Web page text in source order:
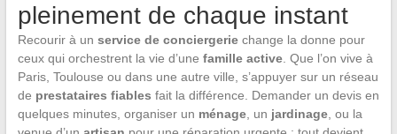
pleinement de chaque instant
Recourir à un service de conciergeriechange la donne pour
ceux qui orchestrent la vie d’une famille active. Que l’on vive à
Paris, Toulouse ou dans une autre ville, s’appuyer sur un réseau
de prestataires fiables fait la différence. Demander un devis en
quelques minutes, organiser un ménage, un jardinage, ou la